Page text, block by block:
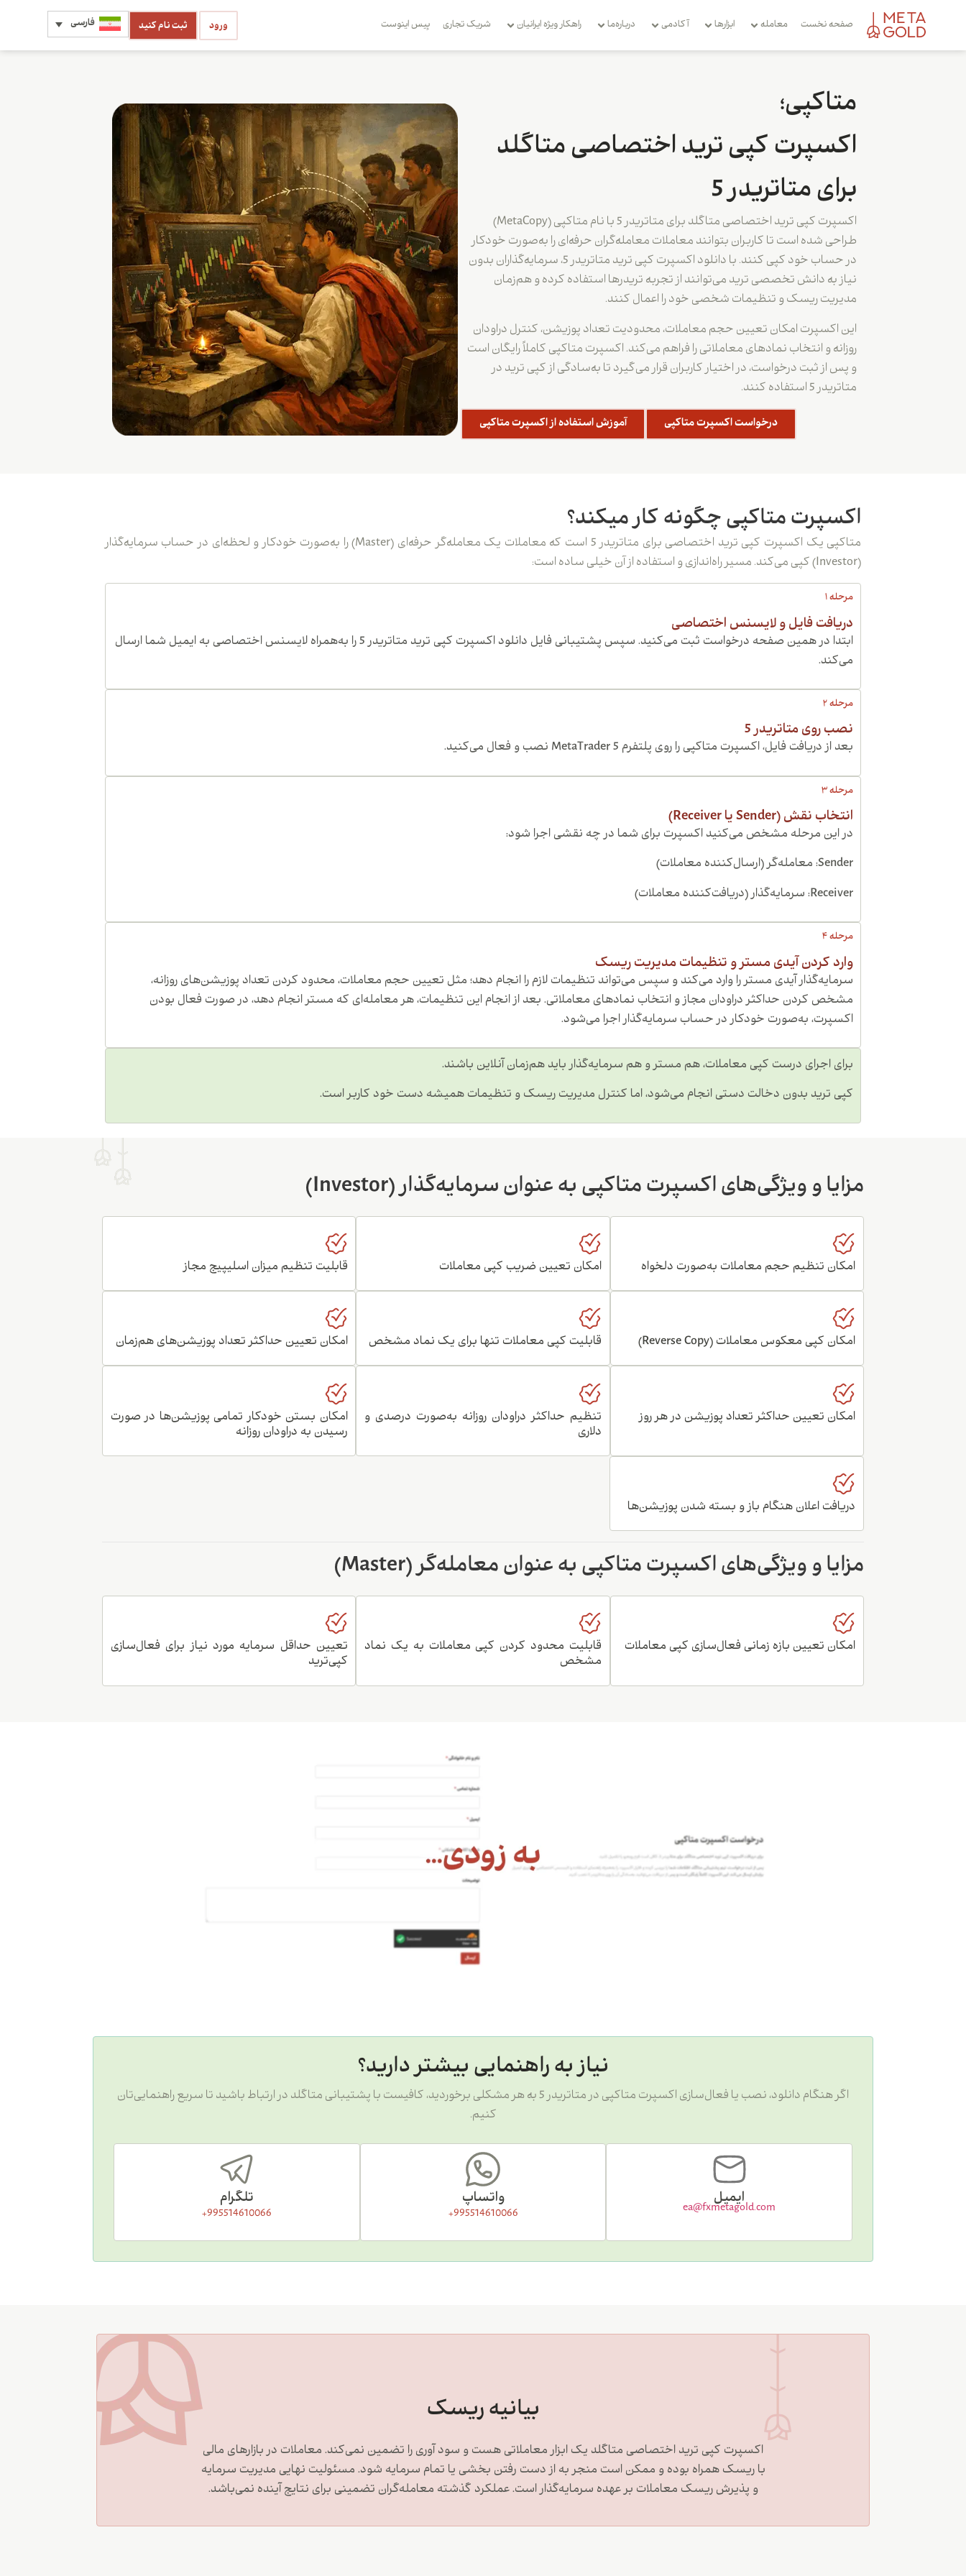
صفحه نخست معامله ابزارها آکادمی درباره‌ما راهکار ویژه ایرانیان شریک تجاری بِیس اینوست فارسی ثبت نام کنید ورود
متاکپی؛
اکسپرت کپی ترید اختصاصی متاگلد
برای متاتریدر 5
اکسپرت کپی ترید اختصاصی متاگلد برای متاتریدر 5 با نام متاکپی (MetaCopy)
طراحی شده است تا کاربران بتوانند معاملات معامله‌گران حرفه‌ای را به‌صورت خودکار
در حساب خود کپی کنند. با دانلود اکسپرت کپی ترید متاتریدر 5، سرمایه‌گذاران بدون
نیاز به دانش تخصصی ترید می‌توانند از تجربه تریدرها استفاده کرده و هم‌زمان
مدیریت ریسک و تنظیمات شخصی خود را اعمال کنند.
این اکسپرت امکان تعیین حجم معاملات، محدودیت تعداد پوزیشن، کنترل دراودان
روزانه و انتخاب نمادهای معاملاتی را فراهم می‌کند. اکسپرت متاکپی کاملاً رایگان است
و پس از ثبت درخواست، در اختیار کاربران قرار می‌گیرد تا به‌سادگی از کپی ترید در
متاتریدر 5 استفاده کنند.
آموزش استفاده از اکسپرت متاکپی درخواست اکسپرت متاکپی
اکسپرت متاکپی چگونه کار میکند؟
متاکپی یک اکسپرت کپی ترید اختصاصی برای متاتریدر 5 است که معاملات یک معامله‌گر حرفه‌ای (Master) را به‌صورت خودکار و لحظه‌ای در حساب سرمایه‌گذار
(Investor) کپی می‌کند. مسیر راه‌اندازی و استفاده از آن خیلی ساده است:
مرحله 1
دریافت فایل و لایسنس اختصاصی
ابتدا در همین صفحه درخواست ثبت می‌کنید. سپس پشتیبانی فایل دانلود اکسپرت کپی ترید متاتریدر 5 را به‌همراه لایسنس اختصاصی به ایمیل شما ارسال
می‌کند.
مرحله 2
نصب روی متاتریدر 5
بعد از دریافت فایل، اکسپرت متاکپی را روی پلتفرم MetaTrader 5 نصب و فعال می‌کنید.
مرحله 3
انتخاب نقش (Sender یا Receiver)
در این مرحله مشخص می‌کنید اکسپرت برای شما در چه نقشی اجرا شود:
Sender: معامله‌گر (ارسال‌کننده معاملات)
Receiver: سرمایه‌گذار (دریافت‌کننده معاملات)
مرحله 4
وارد کردن آیدی مستر و تنظیمات مدیریت ریسک
سرمایه‌گذار آیدی مستر را وارد می‌کند و سپس می‌تواند تنظیمات لازم را انجام دهد؛ مثل تعیین حجم معاملات، محدود کردن تعداد پوزیشن‌های روزانه،
مشخص کردن حداکثر دراودان مجاز و انتخاب نمادهای معاملاتی. بعد از انجام این تنظیمات، هر معامله‌ای که مستر انجام دهد، در صورت فعال بودن
اکسپرت، به‌صورت خودکار در حساب سرمایه‌گذار اجرا می‌شود.
برای اجرای درست کپی معاملات، هم مستر و هم سرمایه‌گذار باید هم‌زمان آنلاین باشند.
کپی ترید بدون دخالت دستی انجام می‌شود، اما کنترل مدیریت ریسک و تنظیمات همیشه دست خود کاربر است.
مزایا و ویژگی‌های اکسپرت متاکپی به عنوان سرمایه‌گذار (Investor)
امکان تنظیم حجم معاملات به‌صورت دلخواه امکان تعیین ضریب کپی معاملات قابلیت تنظیم میزان اسلیپیج مجاز
امکان کپی معکوس معاملات (Reverse Copy) قابلیت کپی معاملات تنها برای یک نماد مشخص امکان تعیین حداکثر تعداد پوزیشن‌های هم‌زمان
امکان تعیین حداکثر تعداد پوزیشن در هر روز
تنظیم حداکثر دراودان روزانه به‌صورت درصدی و
دلاری
امکان بستن خودکار تمامی پوزیشن‌ها در صورت
رسیدن به دراودان روزانه
دریافت اعلان هنگام باز و بسته شدن پوزیشن‌ها
مزایا و ویژگی‌های اکسپرت متاکپی به عنوان معامله‌گر (Master)
امکان تعیین بازه زمانی فعال‌سازی کپی معاملات
قابلیت محدود کردن کپی معاملات به یک نماد
مشخص
تعیین حداقل سرمایه مورد نیاز برای فعال‌سازی
کپی‌ترید
نیاز به راهنمایی بیشتر دارید؟
اگر هنگام دانلود، نصب یا فعال‌سازی اکسپرت متاکپی در متاتریدر 5 به هر مشکلی برخوردید، کافیست با پشتیبانی متاگلد در ارتباط باشید تا سریع راهنمایی‌تان
کنیم.
تلگرام
995514610066+
واتساپ
995514610066+
ایمیل
ea@fxmetagold.com
بیانیه ریسک
اکسپرت کپی ترید اختصاصی متاگلد یک ابزار معاملاتی هست و سود آوری را تضمین نمی‌کند. معاملات در بازارهای مالی
با ریسک همراه بوده و ممکن است منجر به از دست رفتن بخشی یا تمام سرمایه شود. مسئولیت نهایی مدیریت سرمایه
و پذیرش ریسک معاملات بر عهده سرمایه‌گذار است. عملکرد گذشته معامله‌گران تضمینی برای نتایج آینده نمی‌باشد.